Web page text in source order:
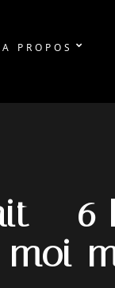
A PROPOS
– 6
moi-